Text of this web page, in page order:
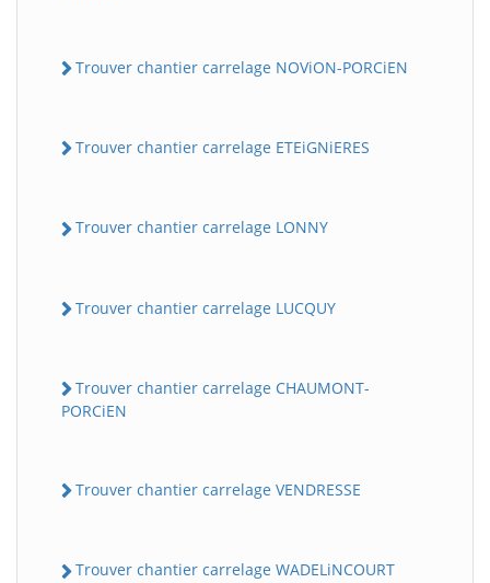
Trouver chantier carrelage NOViON-PORCiEN
Trouver chantier carrelage ETEiGNiERES
Trouver chantier carrelage LONNY
Trouver chantier carrelage LUCQUY
Trouver chantier carrelage CHAUMONT-
PORCiEN
Trouver chantier carrelage VENDRESSE
Trouver chantier carrelage WADELiNCOURT